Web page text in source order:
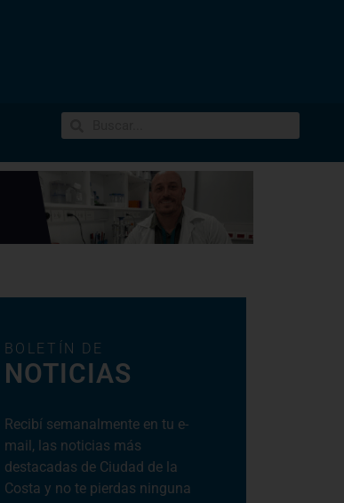
BOLETÍN DE
NOTICIAS
Recibí semanalmente en tu e-
mail, las noticias más
destacadas de Ciudad de la
Costa y no te pierdas ninguna